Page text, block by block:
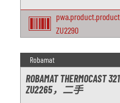
ZU2290
Robamat
ROBAMAT
ZU2265，二手